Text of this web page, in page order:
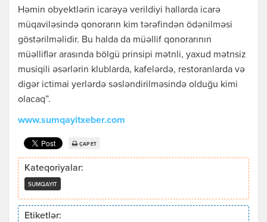
Həmin obyektlərin icarəyə verildiyi hallarda icarə
müqaviləsində qonorarın kim tərəfindən ödənilməsi
göstərilməlidir. Bu halda da müəllif qonorarının
müəlliflər arasında bölgü prinsipi mətnli, yaxud mətnsiz
musiqili əsərlərin klublarda, kafelərdə, restoranlarda və
digər ictimai yerlərdə səsləndirilməsində olduğu kimi
olacaq”.
www.sumqayitxeber.com
ÇAP ET
Kateqoriyalar:
SUMQAYIT
Etiketlər: